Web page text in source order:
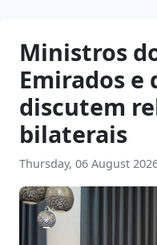
Ministros
Emirados e
discutem
bilaterais
Thursday, 06 August